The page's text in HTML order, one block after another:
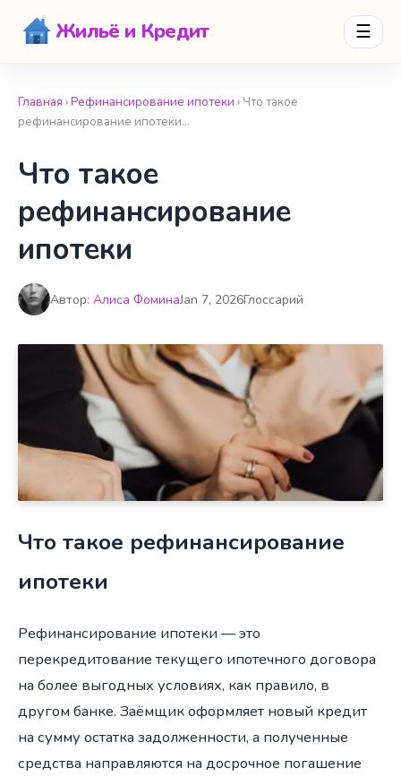
Жильё и Кредит ☰
Главная ›Рефинансирование ипотеки › Что такое
рефинансирование ипотеки…
Что такое
рефинансирование
ипотеки
Автор: Алиса ФоминаJan 7, 2026Глоссарий
Что такое рефинансирование
ипотеки
Рефинансирование ипотеки — это
перекредитование текущего ипотечного договора
на более выгодных условиях, как правило, в
другом банке. Заёмщик оформляет новый кредит
на сумму остатка задолженности, а полученные
средства направляются на досрочное погашение